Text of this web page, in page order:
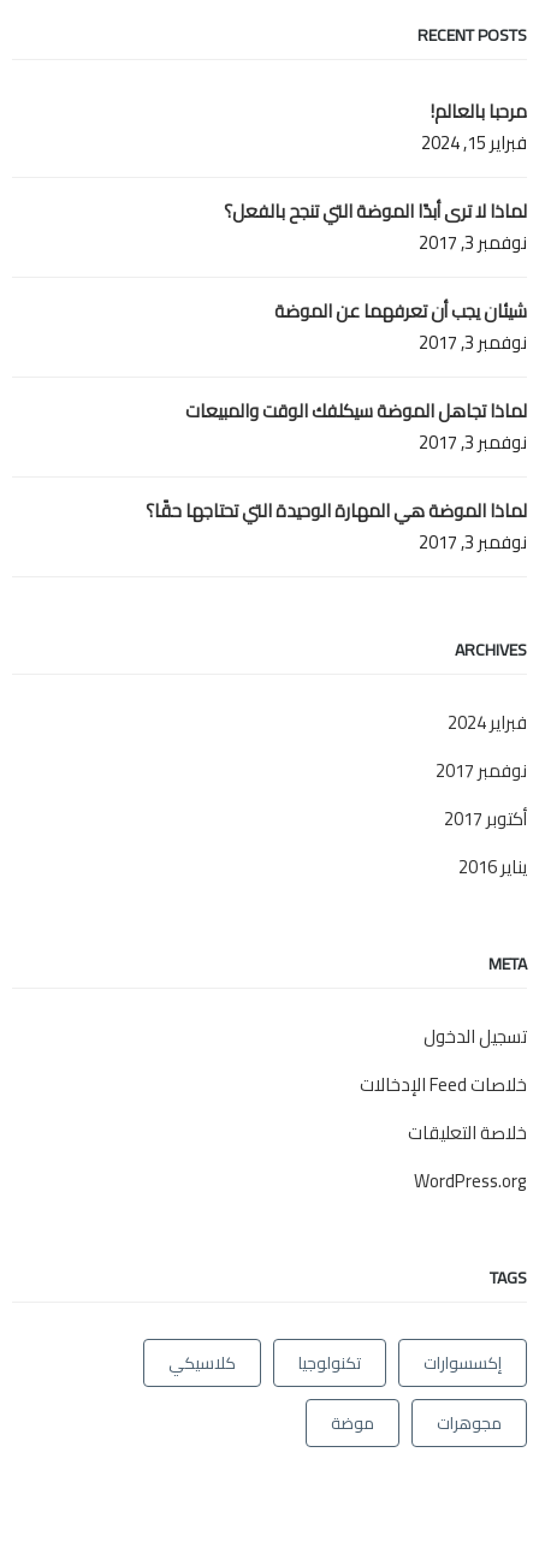
RECENT POSTS
مرحبا بالعالم!
فبراير 15, 2024
لماذا لا ترى أبدًا الموضة التي تنجح بالفعل؟
نوفمبر 3, 2017
شيئان يجب أن تعرفهما عن الموضة
نوفمبر 3, 2017
لماذا تجاهل الموضة سيكلفك الوقت والمبيعات
نوفمبر 3, 2017
لماذا الموضة هي المهارة الوحيدة التي تحتاجها حقًا؟
نوفمبر 3, 2017
ARCHIVES
فبراير 2024
نوفمبر 2017
أكتوبر 2017
يناير 2016
META
تسجيل الدخول
خلاصات Feed الإدخالات
خلاصة التعليقات
WordPress.org
TAGS
إكسسوارات تكنولوجيا
كلاسيكي
مجوهرات
موضة